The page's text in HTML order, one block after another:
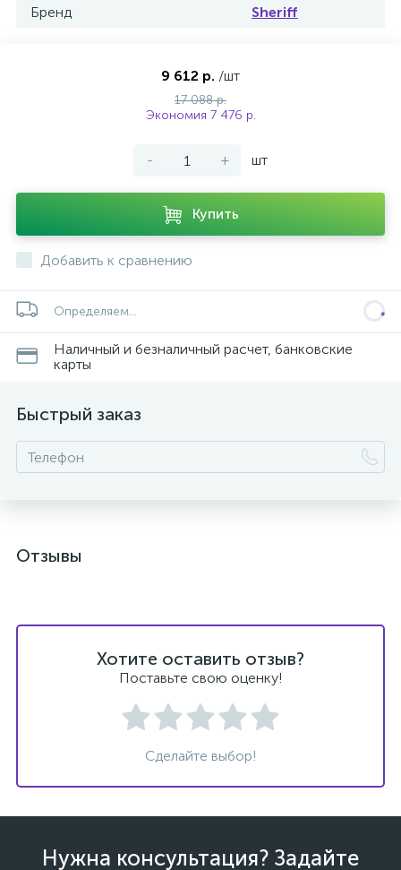
Бренд
Sheriff
9 612 р. /шт
17 088 р.
Экономия 7 476 р.
- + шт
Купить
Добавить к сравнению
Определяем...
Наличный и безналичный расчет, банковские
карты
Быстрый заказ
Отзывы
Хотите оставить отзыв?
Поставьте свою оценку!
Сделайте выбор!
Нужна консультация? Задайте